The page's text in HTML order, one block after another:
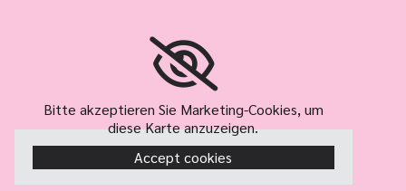
Bitte akzeptieren Sie Marketing-Cookies, um
diese Karte anzuzeigen.
Accept cookies